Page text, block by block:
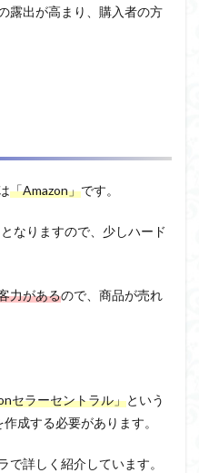
露出が高まり、購入者の方
「Amazon」です。
なりますので、少しハード
力があるので、商品が売れ
セラーセントラル」という
成する必要があります。
で詳しく紹介しています。